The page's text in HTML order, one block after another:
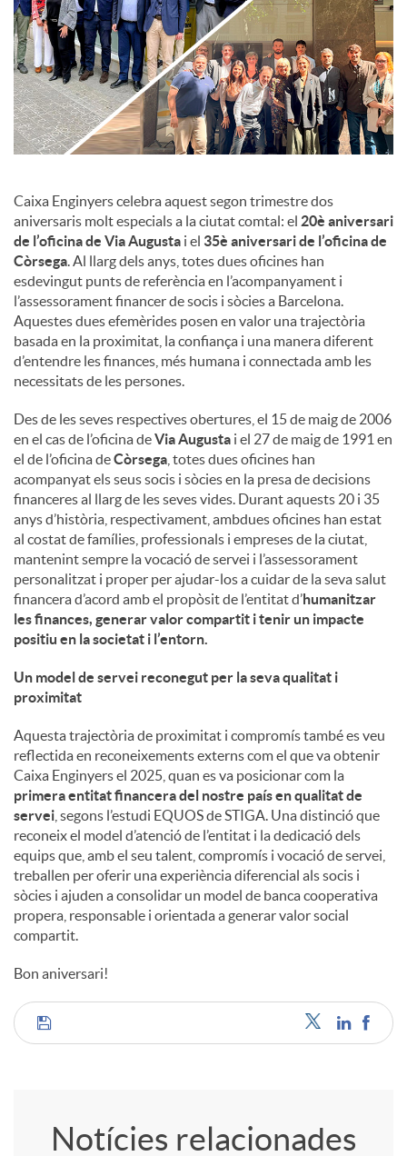
c
o
n
t
i
n
g
u
t
s
Caixa Enginyers celebra aquest segon trimestre dos
aniversaris molt especials a la ciutat comtal: el 20è aniversari
de l’oficina de Via Augusta i el 35è aniversari de l’oficina de
Còrsega. Al llarg dels anys, totes dues oficines han
esdevingut punts de referència en l’acompanyament i
l’assessorament financer de socis i sòcies a Barcelona.
Aquestes dues efemèrides posen en valor una trajectòria
basada en la proximitat, la confiança i una manera diferent
d’entendre les finances, més humana i connectada amb les
necessitats de les persones.
Des de les seves respectives obertures, el 15 de maig de 2006
en el cas de l’oficina deVia Augusta i el 27 de maig de 1991 en
el de l’oficina deCòrsega , totes dues oficines han
acompanyat els seus socis i sòcies en la presa de decisions
financeres al llarg de les seves vides. Durant aquests 20 i 35
anys d’història, respectivament, ambdues oficines han estat
al costat de famílies, professionals i empreses de la ciutat,
mantenint sempre la vocació de servei i l’assessorament
personalitzat i proper per ajudar-los a cuidar de la seva salut
financera d’acord amb el propòsit de l’entitat d’humanitzar
les finances, generar valor compartit i tenir un impacte
positiu en la societat i l’entorn.
Un model de servei reconegut per la seva qualitat i
proximitat
Aquesta trajectòria de proximitat i compromís també es veu
reflectida en reconeixements externs com el que va obtenir
Caixa Enginyers el 2025, quan es va posicionar com la
primera entitat financera del nostre país en qualitat de
servei , segons l’estudi EQUOS de STIGA. Una distinció que
reconeix el model d’atenció de l’entitat i la dedicació dels
equips que, amb el seu talent, compromís i vocació de servei,
treballen per oferir una experiència diferencial als socis i
sòcies i ajuden a consolidar un model de banca cooperativa
propera, responsable i orientada a generar valor social
compartit.
Bon aniversari!
C
Notícies relacionades